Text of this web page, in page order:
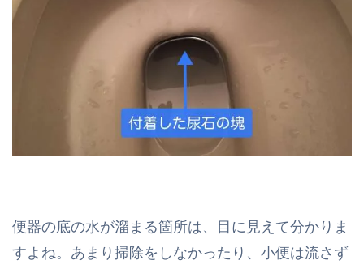
便器の底の水が溜まる箇所は、目に見えて分かりま
すよね。あまり掃除をしなかったり、小便は流さず